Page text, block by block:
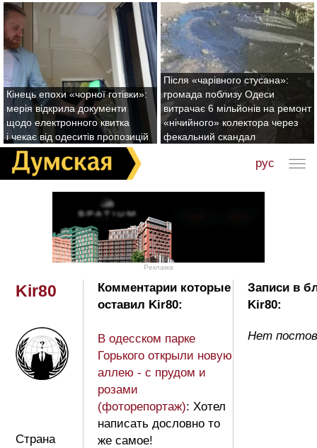
Кінець епохи «чорної готівки»:
мерія відкрила документи
щодо електронного квитка
і чекає від одеситів пропозицій
Після «чарівного стусана»:
громада поблизу Одеси
витрачає 6 мільйонів на ремонт
«нічийного» колектора через
фекальний скандал
рус
Реклама
Kir80
Страна
Комментарии которые
оставил Kir80:
В одесском парке
Горького открыли новую
аллею - с прудом и
розами
(фоторепортаж): Хотел
написать дословно то
же самое!
Записи в
Kir80:
Нет